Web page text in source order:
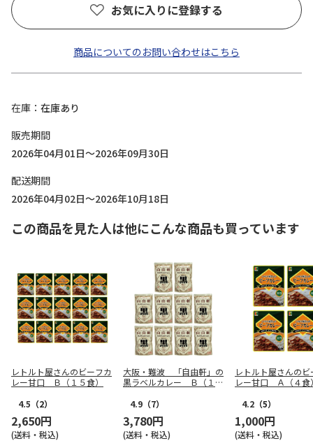
お気に入りに登録する
商品についてのお問い合わせはこちら
在庫
在庫あり
販売期間
2026年04月01日～2026年09月30日
配送期間
2026年04月02日～2026年10月18日
この商品を見た人は他にこんな商品も買っています
レトルト屋さんのビーフカ
レー甘口 Ｂ（１５食）
4.5 （2）
2,650円
(送料・税込)
大阪・難波 「自由軒」の
黒ラベルカレー Ｂ（１０
4.9 （7）
3,780円
(送料・税込)
レトルト屋さんの
レー甘口 Ａ（４食
4.2 （5）
1,000円
(送料・税込)